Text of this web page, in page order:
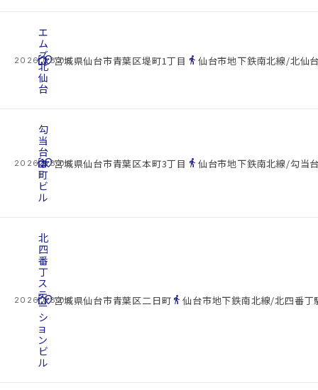
2026.08.08
cottage
エ
ム
ズ
北
仙
台
location_on宮城県仙台市青葉区堤町1丁目 directions_walk 仙台市地下鉄南北線/北仙
2026.08.08
cottage
勾
当
台
本
町
ビ
ル
location_on宮城県仙台市青葉区本町3丁目 directions_walk 仙台市地下鉄南北線/勾当
2026.08.08
cottage
北
四
番
丁
ス
テ
ー
シ
ョ
ン
ビ
ル
location_on宮城県仙台市青葉区二日町 directions_walk仙台市地下鉄南北線/北四番丁